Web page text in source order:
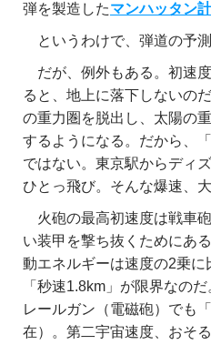
弾を製造したマンハッタン
というわけで、弾道の予
だが、例外もある。初速
ると、地上に落下しないの
の重力圏を脱出し、太陽の
するようになる。だから、
ではない。東京駅からディ
ひとっ飛び。そんな爆速、
火砲の最高初速度は戦車
い装甲を撃ち抜くためにあ
動エネルギーは速度の2乗に
「秒速1.8km」が限界なの
レールガン（電磁砲）でも
在）。第二宇宙速度、おそる